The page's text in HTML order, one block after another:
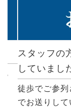
スタッフの
していまし
徒歩でご参列
でお送りし